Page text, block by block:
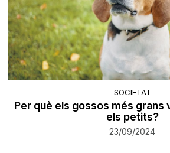
SOCIETAT
Per què els gossos més grans
els petits?
23/09/2024